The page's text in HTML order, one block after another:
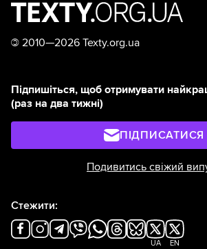
© 2010—2026 Texty.org.ua
Підпишіться, щоб отримувати
(раз на два тижні)
ПІДПИСАТИСЯ
Подивитись свіжий
Стежити:
UA EN